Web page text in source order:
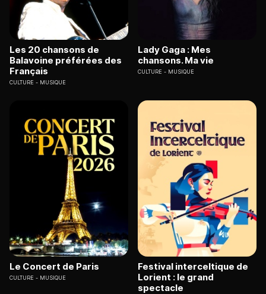
Les 20 chansons de
Balavoine préférées des
Français
CULTURE MUSIQUE
Lady Gaga : Mes
chansons. Ma vie
CULTURE MUSIQUE
Le Concert de Paris
CULTURE MUSIQUE
Festival interceltique de
Lorient : le grand
spectacle